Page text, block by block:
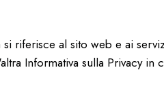
si riferisce al sito web e ai
Informativa sulla Privacy in